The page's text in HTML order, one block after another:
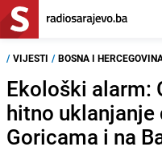
/ VIJESTI / BOSNA I
Ekološki alarm:
hitno
Goricama i na